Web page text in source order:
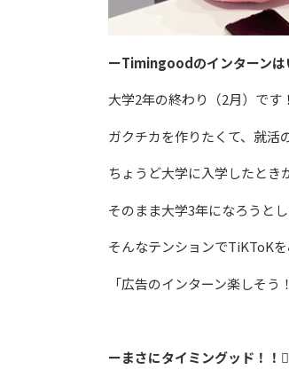
ーTimingoodのインターンは
大学2年の終わり（2月）です！
ガクチカを作りたくて、就
ちょうど大学に入学したとき
そのまま大学3年になろうと
そんなテンションでTiKToK
「広告のインターン楽しそ
ーまさにタイミングッド！！